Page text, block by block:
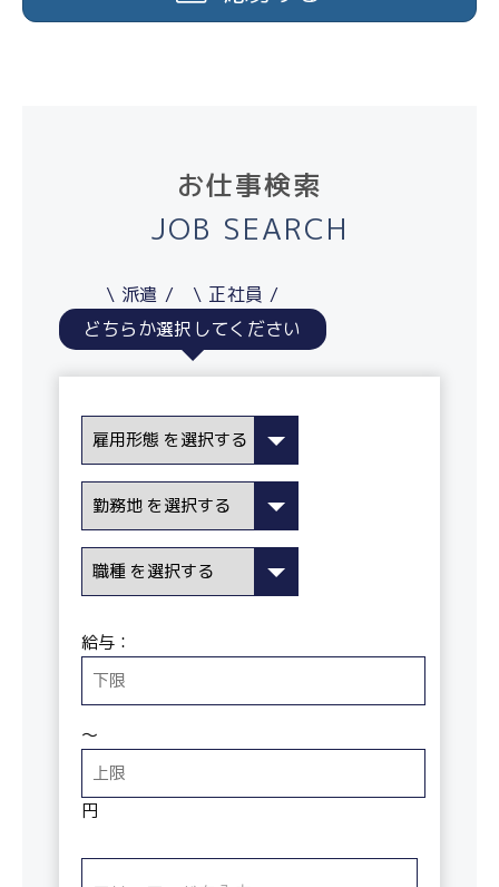
お仕事検索
JOB SEARCH
派遣
正社員
どちらか選択してください
給与：
〜
円